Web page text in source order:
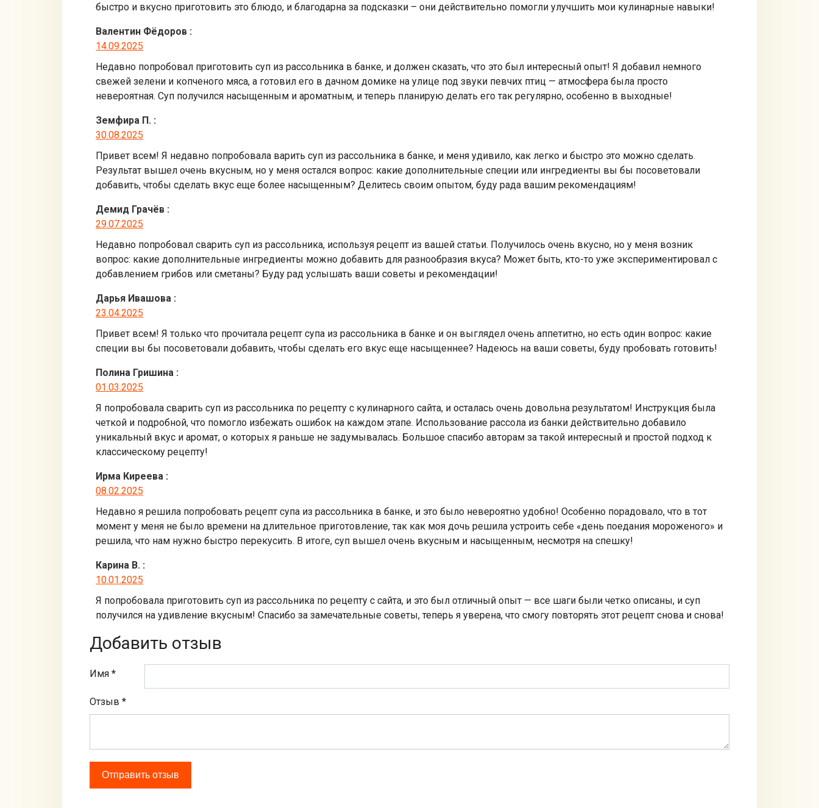
быстро и вкусно приготовить это блюдо, и благодарна за подсказки – они действительно помогли улучшить мои кулинарные навыки!
Валентин Фёдоров :
14.09.2025
Недавно попробовал приготовить суп из рассольника в банке, и должен сказать, что это был интересный опыт! Я добавил немного
свежей зелени и копченого мяса, а готовил его в дачном домике на улице под звуки певчих птиц — атмосфера была просто
невероятная. Суп получился насыщенным и ароматным, и теперь планирую делать его так регулярно, особенно в выходные!
Земфира П. :
30.08.2025
Привет всем! Я недавно попробовала варить суп из рассольника в банке, и меня удивило, как легко и быстро это можно сделать.
Результат вышел очень вкусным, но у меня остался вопрос: какие дополнительные специи или ингредиенты вы бы посоветовали
добавить, чтобы сделать вкус еще более насыщенным? Делитесь своим опытом, буду рада вашим рекомендациям!
Демид Грачёв :
29.07.2025
Недавно попробовал сварить суп из рассольника, используя рецепт из вашей статьи. Получилось очень вкусно, но у меня возник
вопрос: какие дополнительные ингредиенты можно добавить для разнообразия вкуса? Может быть, кто-то уже экспериментировал с
добавлением грибов или сметаны? Буду рад услышать ваши советы и рекомендации!
Дарья Ивашова :
23.04.2025
Привет всем! Я только что прочитала рецепт супа из рассольника в банке и он выглядел очень аппетитно, но есть один вопрос: какие
специи вы бы посоветовали добавить, чтобы сделать его вкус еще насыщеннее? Надеюсь на ваши советы, буду пробовать готовить!
Полина Гришина :
01.03.2025
Я попробовала сварить суп из рассольника по рецепту с кулинарного сайта, и осталась очень довольна результатом! Инструкция была
четкой и подробной, что помогло избежать ошибок на каждом этапе. Использование рассола из банки действительно добавило
уникальный вкус и аромат, о которых я раньше не задумывалась. Большое спасибо авторам за такой интересный и простой подход к
классическому рецепту!
Ирма Киреева :
08.02.2025
Недавно я решила попробовать рецепт супа из рассольника в банке, и это было невероятно удобно! Особенно порадовало, что в тот
момент у меня не было времени на длительное приготовление, так как моя дочь решила устроить себе «день поедания мороженого» и
решила, что нам нужно быстро перекусить. В итоге, суп вышел очень вкусным и насыщенным, несмотря на спешку!
Карина В. :
10.01.2025
Я попробовала приготовить суп из рассольника по рецепту с сайта, и это был отличный опыт — все шаги были четко описаны, и суп
получился на удивление вкусным! Спасибо за замечательные советы, теперь я уверена, что смогу повторять этот рецепт снова и снова!
Добавить отзыв
Имя *
Отзыв *